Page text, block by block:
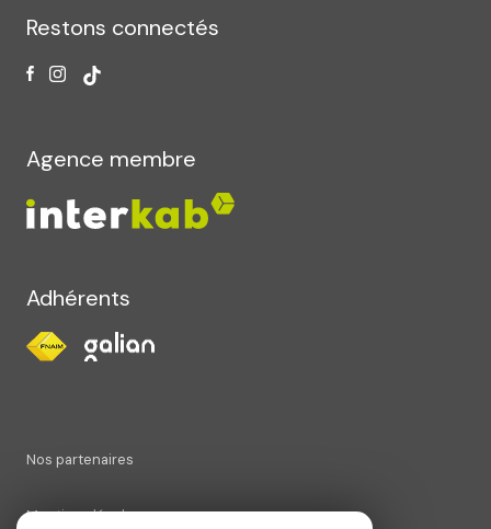
Restons connectés
Agence membre
Adhérents
Nos partenaires
Mentions légales